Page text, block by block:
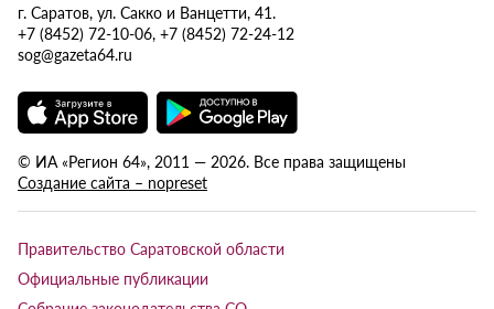
г. Саратов, ул. Сакко и Ванцетти, 41.
+7 (8452) 72-10-06, +7 (8452) 72-24-12
sog@gazeta64.ru
© ИА «Регион 64», 2011 — 2026. Все права защищены
Создание сайта – nopreset
Правительство Саратовской области
Официальные публикации